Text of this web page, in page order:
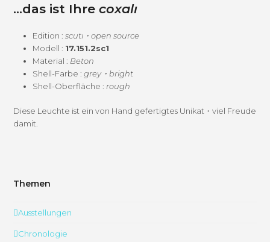
…das ist Ihrecoxalı
Edi­tion :scutı・open source
Mod­ell : 17.151.2sc1
Mate­r­i­al : Beton
Shell-Farbe :grey・bright
Shell-Ober­fläche : rough
Diese Leuchte ist ein von Hand gefer­tigtes Unikat・viel Freude
damit.
Themen
Ausstellungen
Chronologie